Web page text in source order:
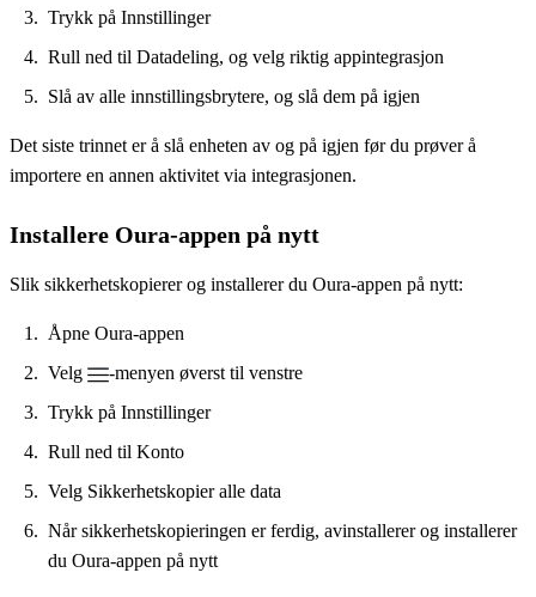
Trykk på Innstillinger
Rull ned til Datadeling, og velg riktig appintegrasjon
Slå av alle innstillingsbrytere, og slå dem på igjen
Det siste trinnet er å slå enheten av og på igjen før du prøver å
importere en annen aktivitet via integrasjonen.
Installere Oura-appen på nytt
Slik sikkerhetskopierer og installerer du Oura-appen på nytt:
Åpne Oura-appen
Velg
-menyen øverst til venstre
Trykk på Innstillinger
Rull ned til Konto
Velg Sikkerhetskopier alle data
Når sikkerhetskopieringen er ferdig, avinstallerer og installerer
du Oura-appen på nytt